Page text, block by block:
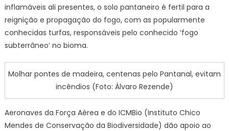
inflamáveis ali presentes, o solo pantaneiro é fertil para a
reignição e propagação do fogo, com as popularmente
conhecidas turfas, responsáveis pelo conhecido ‘fogo
subterrâneo’ no bioma.
Molhar pontes de madeira, centenas pelo Pantanal, evitam
incêndios (Foto: Álvaro Rezende)
Aeronaves da Força Aérea e do ICMBio (Instituto Chico
Mendes de Conservação da Biodiversidade) dão apoio ao